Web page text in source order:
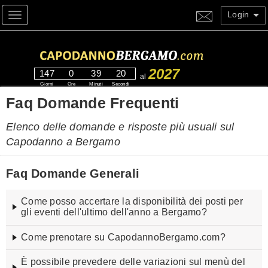
Toggle navigation Login
147
Giorni
0
Ore
39
Minuti
20
Secondi
al 2027
Faq Domande Frequenti
Elenco delle domande e risposte più usuali sul
Capodanno a Bergamo
Faq Domande Generali
Come posso accertare la disponibilità dei posti per
gli eventi dell'ultimo dell'anno a Bergamo?
Nella pagina web delle singole offerte, dove è abilitata la
prenotazione online, è possibile controllare la disponibilità
accanto agli importi delle modalità di partecipazione. Dove è
Come prenotare su CapodannoBergamo.com?
Per prenotare un evento di capodanno tramite il portale
È possibile prevedere delle variazioni sul menù del